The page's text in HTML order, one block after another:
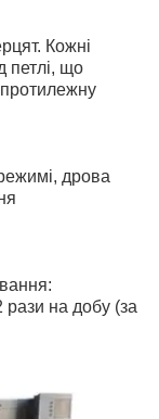
Кожні
петлі, що
дрова
на добу (за